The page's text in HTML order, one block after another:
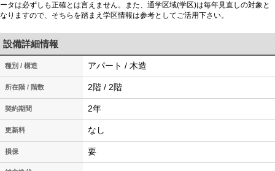
ータは必ずしも正確とは言えません。また、通学区域(学区)は毎年見直しの対象と
なりますので、そちらを踏まえ学区情報は参考としてご活用下さい。
設備詳細情報
種別 / 構造 アパート / 木造
所在階 / 階数 2階 / 2階
契約期間 2年
更新料 なし
損保 要